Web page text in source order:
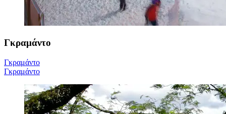
Γκραμάντο
Γκραμάντο
Γκραμάντο